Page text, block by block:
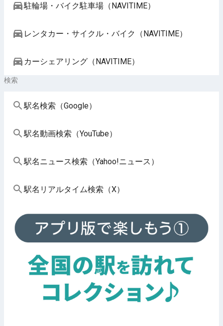
駐輪場・バイク駐車場（NAVITIME）
レンタカー・サイクル・バイク（NAVITIME）
カーシェアリング（NAVITIME）
検索
駅名検索（Google）
駅名動画検索（YouTube）
駅名ニュース検索（Yahoo!ニュース）
駅名リアルタイム検索（X）